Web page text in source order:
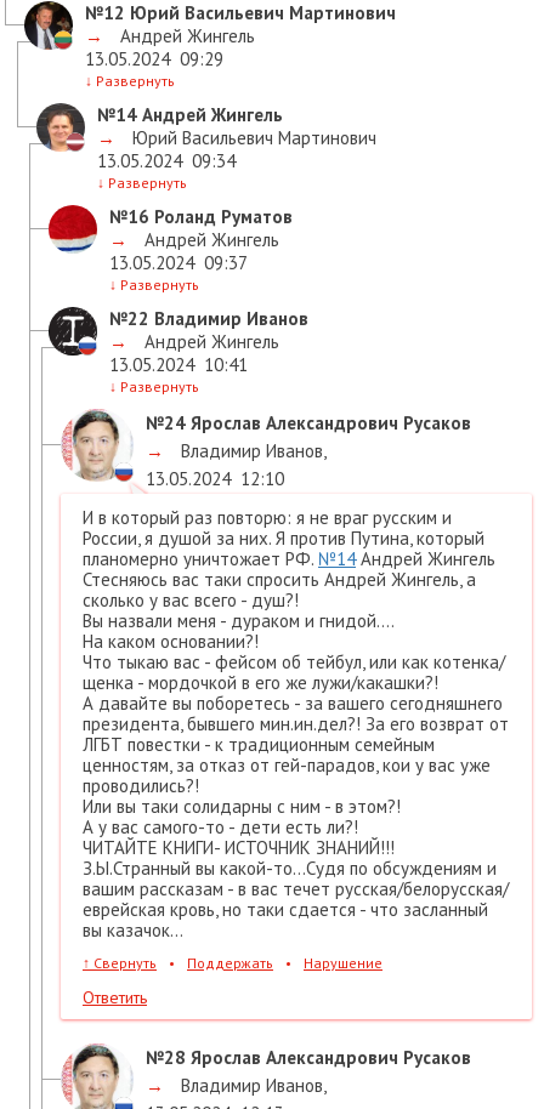
№12 Юрий Васильевич Мартинович
→
Андрей Жингель
13.05.2024 09:29
↓ Развернуть
№14 Андрей Жингель
→
Юрий Васильевич Мартинович
13.05.2024 09:34
↓ Развернуть
№16 Роланд Руматов
→
Андрей Жингель
13.05.2024 09:37
↓ Развернуть
№22 Владимир Иванов
→
Андрей Жингель
13.05.2024 10:41
↓ Развернуть
№24 Ярослав Александрович Русаков
→
Владимир Иванов,
13.05.2024 12:10
И в который раз повторю: я не враг русским и
России, я душой за них. Я против Путина, который
планомерно уничтожает РФ. №14Андрей Жингель
Стесняюсь вас таки спросить Андрей Жингель, а
сколько у вас всего - душ?!
Вы назвали меня - дураком и гнидой....
На каком основании?!
Что тыкаю вас - фейсом об тейбул, или как котенка/
щенка - мордочкой в его же лужи/какашки?!
А давайте вы поборетесь - за вашего сегодняшнего
президента, бывшего мин.ин.дел?! За его возврат от
ЛГБТ повестки - к традиционным семейным
ценностям, за отказ от гей-парадов, кои у вас уже
проводились?!
Или вы таки солидарны с ним - в этом?!
А у вас самого-то - дети есть ли?!
ЧИТАЙТЕ КНИГИ- ИСТОЧНИК ЗНАНИЙ!!!
З.Ы.Странный вы какой-то...Судя по обсуждениям и
вашим рассказам - в вас течет русская/белорусская/
еврейская кровь, но таки сдается - что засланный
вы казачок...
↑ Свернуть • Поддержать • Нарушение
Ответить
№28 Ярослав Александрович Русаков
→
Владимир Иванов,